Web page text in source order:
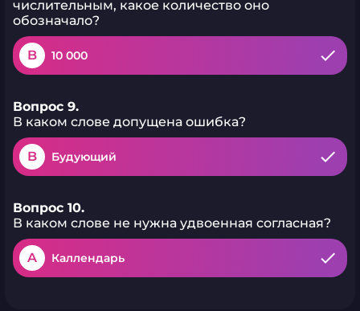
числительным, какое количество оно
обозначало?
B 10 000
Вопрос 9.
В каком слове допущена ошибка?
B Будующий
Вопрос 10.
В каком слове не нужна удвоенная согласная?
A Каллендарь